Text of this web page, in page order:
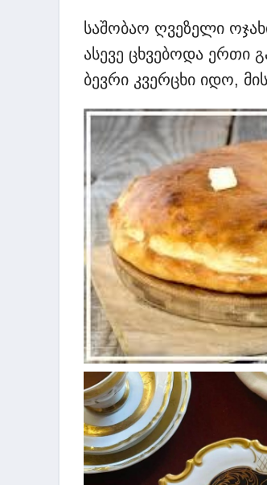
საშობაო ღვეზელი
ასევე ცხვებოდა ერთი
ბევრი კვერცხი იდო,